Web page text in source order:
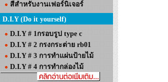
สีสำหรับงานเฟอร์นิเจอร์
D.I.Y (Do it yourself)
D.I.Y # 1กรอบรูป type c
D.I.Y # 2 กรงกระต่าย rb01
D.I.Y # 3 การทำแผ่นป้ายไม้
D.I.Y # 4 การทำกล่องไม้